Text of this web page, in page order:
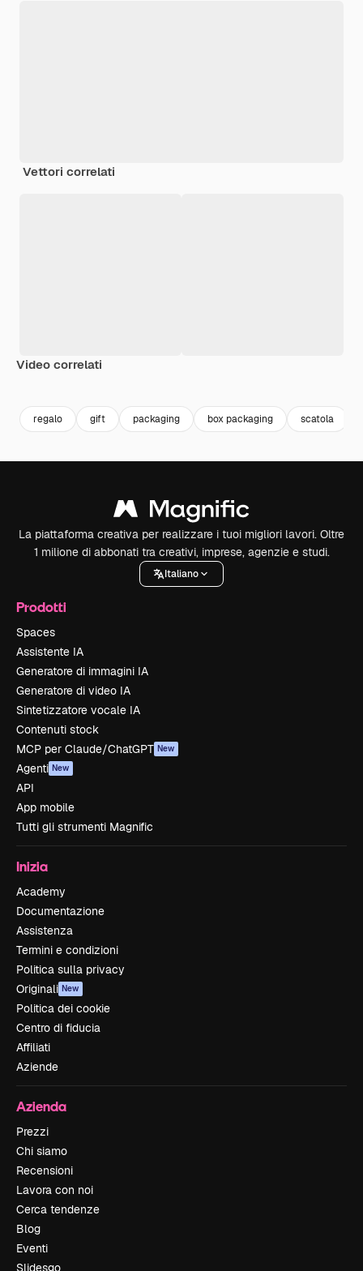
Vettori correlati
Video correlati
regalo gift packaging box packaging scatola
La piattaforma creativa per realizzare i tuoi migliori lavori. Oltre
1 milione di abbonati tra creativi, imprese, agenzie e studi.
Italiano
Prodotti
Spaces
Assistente IA
Generatore di immagini IA
Generatore di video IA
Sintetizzatore vocale IA
Contenuti stock
MCP per Claude/ChatGPT New
Agenti New
API
App mobile
Tutti gli strumenti Magnific
Inizia
Academy
Documentazione
Assistenza
Termini e condizioni
Politica sulla privacy
Originali New
Politica dei cookie
Centro di fiducia
Affiliati
Aziende
Azienda
Prezzi
Chi siamo
Recensioni
Lavora con noi
Cerca tendenze
Blog
Eventi
Slidesgo